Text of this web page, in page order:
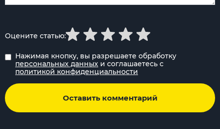
Нажимая кнопку, вы разрешаете обработку
персональных данных и соглашаетесь с
политикой конфиденциальности
Оставить комментарий
Оцените статью: